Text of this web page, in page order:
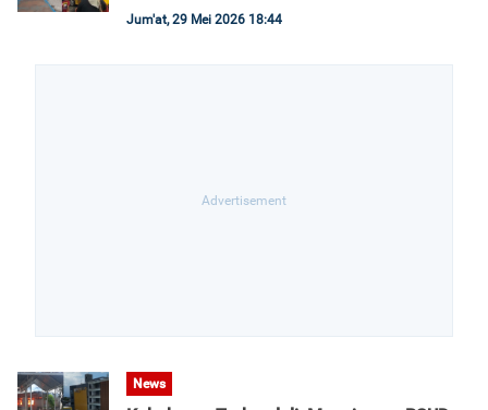
Jum'at, 29 Mei 2026 18:44
News